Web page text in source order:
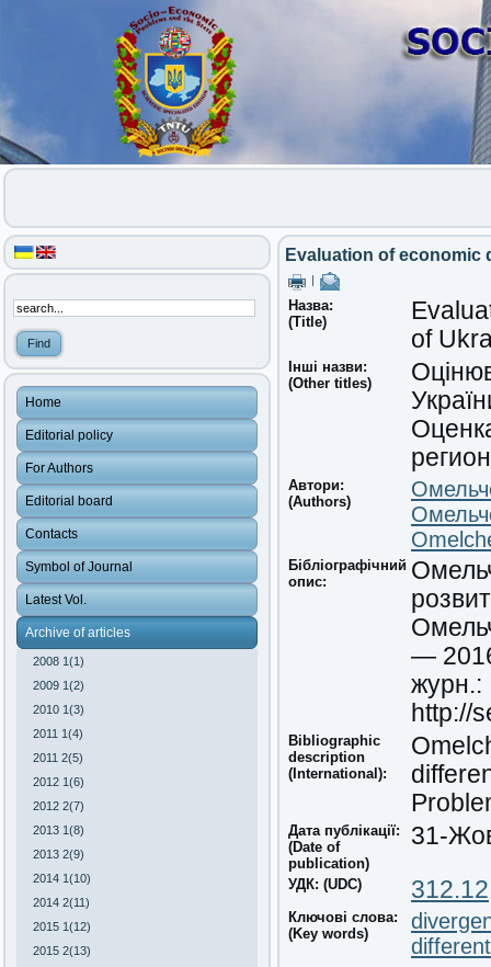
Home
Editorial policy
For Authors
Editorial board
Contacts
Symbol of Journal
Latest Vol.
Archive of articles
2008 1(1)
2009 1(2)
2010 1(3)
2011 1(4)
2011 2(5)
2012 1(6)
2012 2(7)
2013 1(8)
2013 2(9)
2014 1(10)
2014 2(11)
2015 1(12)
2015 2(13)
Evaluation of economic
Назва:
(Title)
of
Інші назви:
(Other titles)
Автори:
(Authors)
Бібліографічний
опис:
—
журн.:
http://
Bibliographic
description
(International):
Дата публікації:
(Date of
publication)
31-
УДК: (UDC) 312.12
Ключові слова:
(Key words)